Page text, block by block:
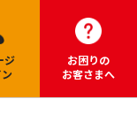
ジ
お困りの
お客さまへ